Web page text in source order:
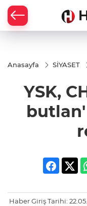
Anasayfa SİYASET
YSK,
Haber Giriş Tarihi: